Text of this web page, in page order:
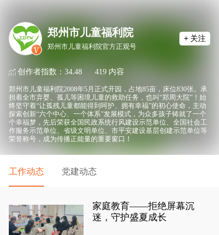
郑州市儿童福利院
郑州市儿童福利院官方正观号
+ 关注
创作者指数：34.48 419内容
郑州市儿童福利院2008年5月正式开园，占地85亩，床位830张。承
担着全市弃婴、孤儿等困境儿童的救助任务，也叫“郑周大院”！始
终坚守着“让孤残儿童都能得到呵护、拥有幸福”的初心使命，主动
探索创新“六个中心、一个体系”发展模式，为众多孩子铸就了一个
个幸福梦，先后荣获全国民政系统行风建设示范单位、全国社会工
作服务示范单位、省级文明单位、市平安建设基层创建示范单位等
荣誉称号，成为传播正能量的重要窗口！
工作动态 党建动态
家庭教育——拒绝屏幕沉
迷，守护盛夏成长